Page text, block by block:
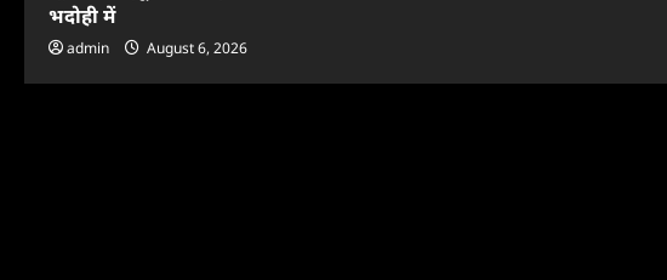
भदोही में
admin August 6, 2026